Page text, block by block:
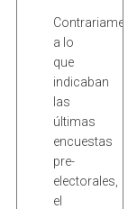
a lo
que
indicaban
las
últimas
encuestas
pre-
electorales,
el